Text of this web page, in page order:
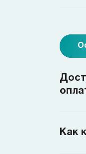
Как